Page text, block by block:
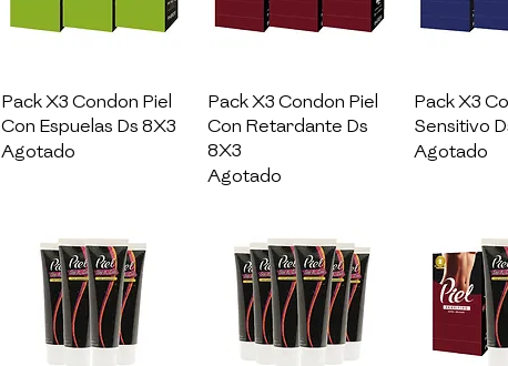
Vista rápida
Pack X3 Condon Piel
Con Espuelas Ds 8X3
Agotado
Vista rápida
Pack X3 Condon Piel
Con Retardante Ds
8X3
Agotado
Vista
Pack X3
Sensitivo
Agotado